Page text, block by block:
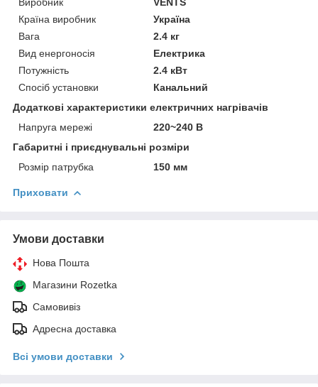
Країна виробник
Україна
Вага
2.4 кг
Вид енергоносія
Електрика
Потужність
2.4 кВт
Спосіб установки
Канальний
Додаткові характеристики електричних нагрівачів
Напруга мережі
220~240 В
Габаритні і приєднувальні розміри
Розмір патрубка
150 мм
Приховати
Умови доставки
Нова Пошта
Магазини Rozetka
Самовивіз
Адресна доставка
Всі умови доставки